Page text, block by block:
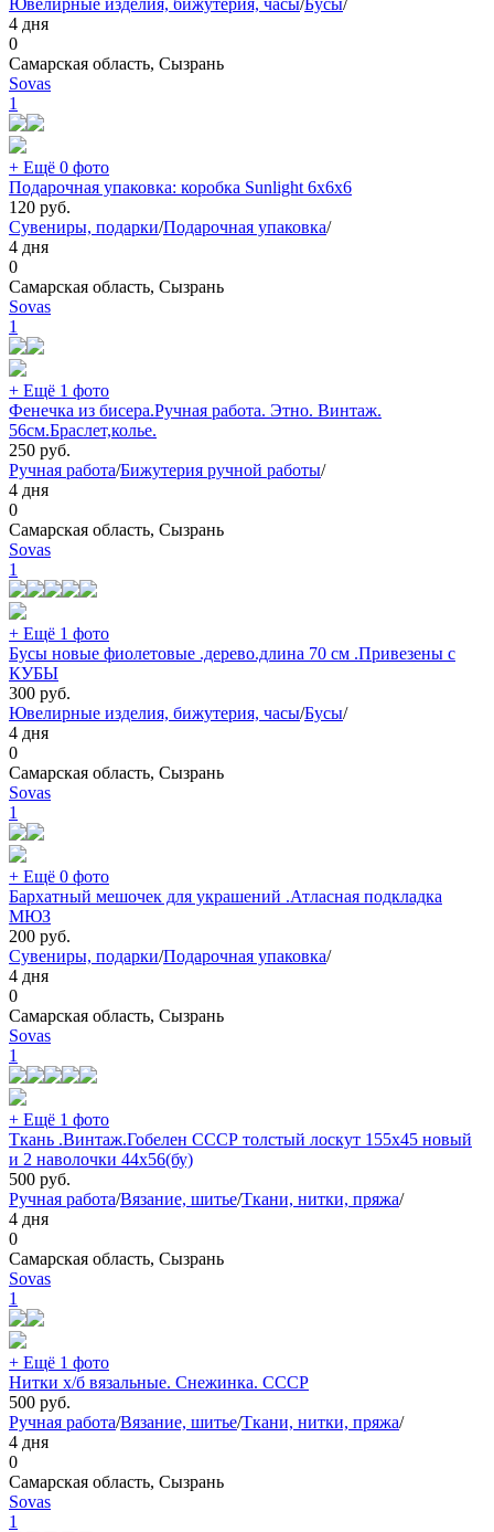
Ювелирные изделия, бижутерия, часы/Бусы/
4 дня
0
Самарская область, Сызрань
Sovas
1
+ Ещё 0 фото
Подарочная упаковка: коробка Sunlight 6х6х6
120 руб.
Сувениры, подарки/Подарочная упаковка/
4 дня
0
Самарская область, Сызрань
Sovas
1
+ Ещё 1 фото
Фенечка из бисера.Ручная работа. Этно. Винтаж.
56см.Браслет,колье.
250 руб.
Ручная работа/Бижутерия ручной работы/
4 дня
0
Самарская область, Сызрань
Sovas
1
+ Ещё 1 фото
Бусы новые фиолетовые .дерево.длина 70 см .Привезены с
КУБЫ
300 руб.
Ювелирные изделия, бижутерия, часы/Бусы/
4 дня
0
Самарская область, Сызрань
Sovas
1
+ Ещё 0 фото
Бархатный мешочек для украшений .Атласная подкладка
МЮЗ
200 руб.
Сувениры, подарки/Подарочная упаковка/
4 дня
0
Самарская область, Сызрань
Sovas
1
+ Ещё 1 фото
Ткань .Винтаж.Гобелен СССР толстый лоскут 155х45 новый
и 2 наволочки 44х56(бу)
500 руб.
Ручная работа/Вязание, шитье/Ткани, нитки, пряжа/
4 дня
0
Самарская область, Сызрань
Sovas
1
+ Ещё 1 фото
Нитки х/б вязальные. Снежинка. СССР
500 руб.
Ручная работа/Вязание, шитье/Ткани, нитки, пряжа/
4 дня
0
Самарская область, Сызрань
Sovas
1